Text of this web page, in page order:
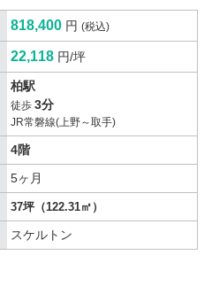
818,400 円 (税込)
22,118 円/坪
柏駅
徒歩 3分
JR常磐線(上野～取手)
4階
5ヶ月
37坪（122.31㎡）
スケルトン